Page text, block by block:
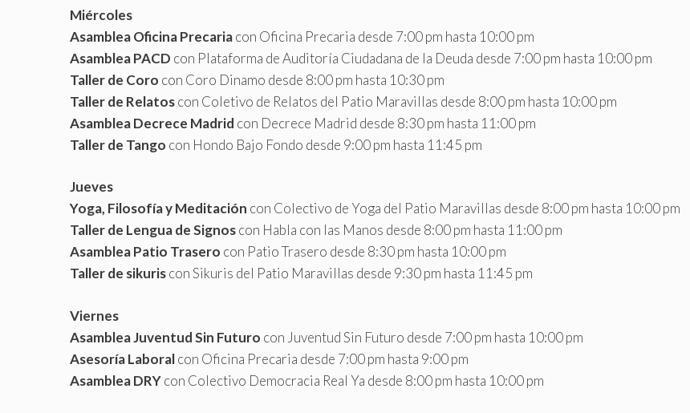
Miércoles
Asamblea Oficina Precariacon Oficina Precaria desde 7:00 pm hasta 10:00 pm
Asamblea PACD con Plataforma de Auditoría Ciudadana de la Deuda desde 7:00 pm hasta 10:00 pm
Taller de Coro con Coro Dinamo desde 8:00 pm hasta 10:30 pm
Taller de Relatoscon Coletivo de Relatos del Patio Maravillas desde 8:00 pm hasta 10:00 pm
Asamblea Decrece Madrid con Decrece Madrid desde 8:30 pm hasta 11:00 pm
Taller de Tango con Hondo Bajo Fondo desde 9:00 pm hasta 11:45 pm
Jueves
Yoga, Filosofía y Meditación con Colectivo de Yoga del Patio Maravillas desde 8:00 pm hasta 10:00 pm
Taller de Lengua de Signoscon Habla con las Manos desde 8:00 pm hasta 11:00 pm
Asamblea Patio Trasero con Patio Trasero desde 8:30 pm hasta 10:00 pm
Taller de sikuriscon Sikuris del Patio Maravillas desde 9:30 pm hasta 11:45 pm
Viernes
Asamblea Juventud Sin Futuro con Juventud Sin Futuro desde 7:00 pm hasta 10:00 pm
Asesoría Laboralcon Oficina Precaria desde 7:00 pm hasta 9:00 pm
Asamblea DRYcon Colectivo Democracia Real Ya desde 8:00 pm hasta 10:00 pm